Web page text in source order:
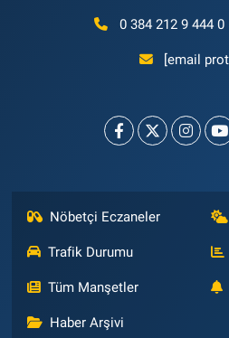
0 384 212 9 444 0
[email
Nöbetçi Eczaneler
Trafik Durumu
Tüm Manşetler
Haber Arşivi